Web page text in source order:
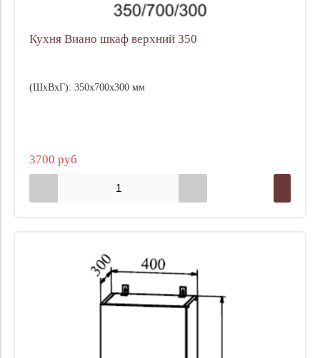
Кухня Виано шкаф верхний 350
(ШхВхГ): 350х700х300 мм
3700 руб